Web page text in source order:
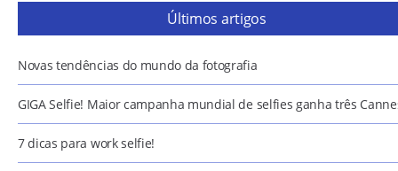
Últimos artigos
Novas tendências do mundo da fotografia
GIGA Selfie! Maior campanha mundial de selfies ganha três
7 dicas para work selfie!